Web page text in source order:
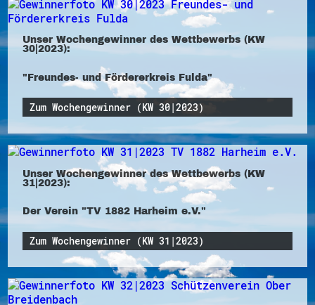
Unser Wochengewinner des Wettbewerbs (KW
30|2023):
"Freundes- und Fördererkreis Fulda"
Zum Wochengewinner (KW 30|2023)
Unser Wochengewinner des Wettbewerbs (KW
31|2023):
Der Verein "TV 1882 Harheim e.V."
Zum Wochengewinner (KW 31|2023)